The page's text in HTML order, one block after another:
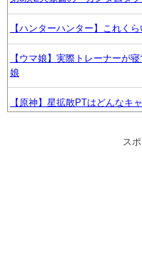
【ハンターハンター】これく
【ウマ娘】実際トレーナーが
娘
【原神】星拡散PTはどんなキ
ス